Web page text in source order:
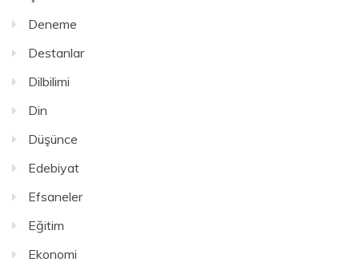
Deneme
Destanlar
Dilbilimi
Din
Düşünce
Edebiyat
Efsaneler
Eğitim
Ekonomi